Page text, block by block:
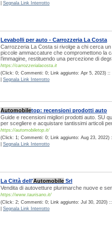
Segnala Link Interrotto
Levabolli per auto - Carrozzeria La Costa
Carrozzeria La Costa si rivolge a chi cerca
piccole ammaccature che compromettono la
l’immagine, restituendo una percezione di
https://carrozzerialacosta.it
(Click: 0; Commenti: 0; Link aggiunto: Apr 5, 2023) ::
Segnala Link Interrotto
Automobiletop: recensioni prodotti auto
Guide e recensioni migliori prodotti auto. SU
per scegliere e acquistare tantissimi articoli
https://automobiletop.it/
(Click: 1; Commenti: 0; Link aggiunto: Aug 23, 2022)
Segnala Link Interrotto
La Città dell'Automobile Srl
Vendita di autovetture plurimarche nuove e
https://www.taurisano.it/
(Click: 2; Commenti: 0; Link aggiunto: Jul 30, 2020) ::
Segnala Link Interrotto